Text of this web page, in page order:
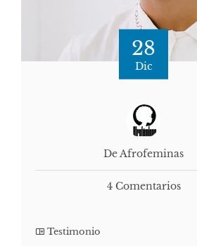
28
Dic
De Afrofeminas
4 Comentarios
Testimonio